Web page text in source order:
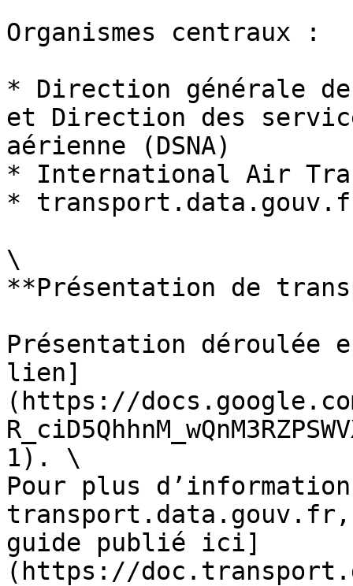
Organismes centraux :
* Direction générale
et Direction des
aérienne (DSNA)
* International Air
*
\
**Présentation de
Présentation déroulée
lien]
(https://
1). \
Pour plus
guide publié ici]
(https://